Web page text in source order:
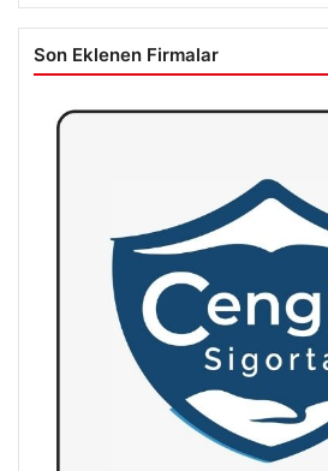
Son Eklenen Firmalar